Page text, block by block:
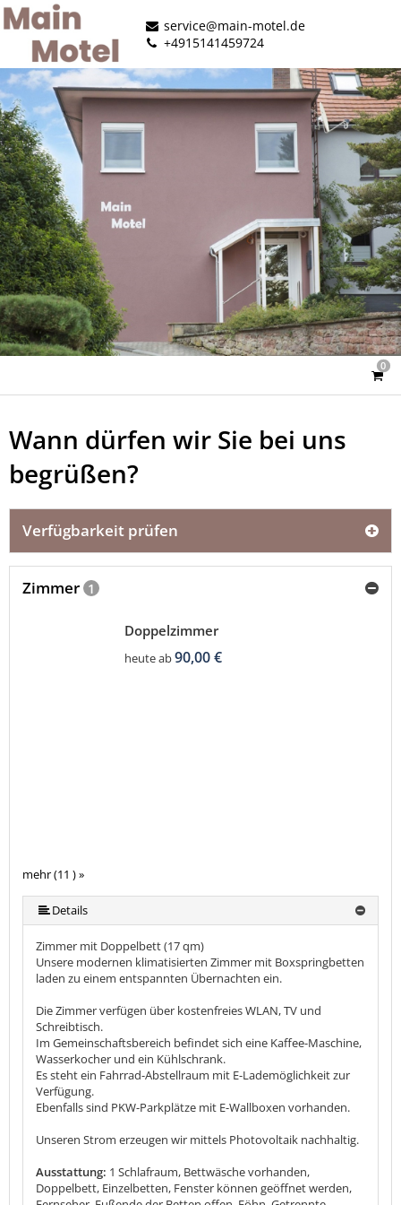
service@main-motel.de
+4915141459724
0
Wann dürfen wir Sie bei uns
begrüßen?
Verfügbarkeit prüfen
Zimmer 1
mehr (11 ) »
mehr (11 ) »
mehr (11 ) »
mehr (11 ) »
mehr (11 ) »
mehr (11 ) »
mehr (11 ) »
mehr (11 ) »
Doppelzimmer
heute ab90,00 €
Details
Zimmer mit Doppelbett (17 qm)
Unsere modernen klimatisierten Zimmer mit Boxspringbetten
laden zu einem entspannten Übernachten ein.
Die Zimmer verfügen über kostenfreies WLAN, TV und
Schreibtisch.
Im Gemeinschaftsbereich befindet sich eine Kaffee-Maschine,
Wasserkocher und ein Kühlschrank.
Es steht ein Fahrrad-Abstellraum mit E-Lademöglichkeit zur
Verfügung.
Ebenfalls sind PKW-Parkplätze mit E-Wallboxen vorhanden.
Unseren Strom erzeugen wir mittels Photovoltaik nachhaltig.
Ausstattung: 1 Schlafraum, Bettwäsche vorhanden,
Doppelbett, Einzelbetten, Fenster können geöffnet werden,